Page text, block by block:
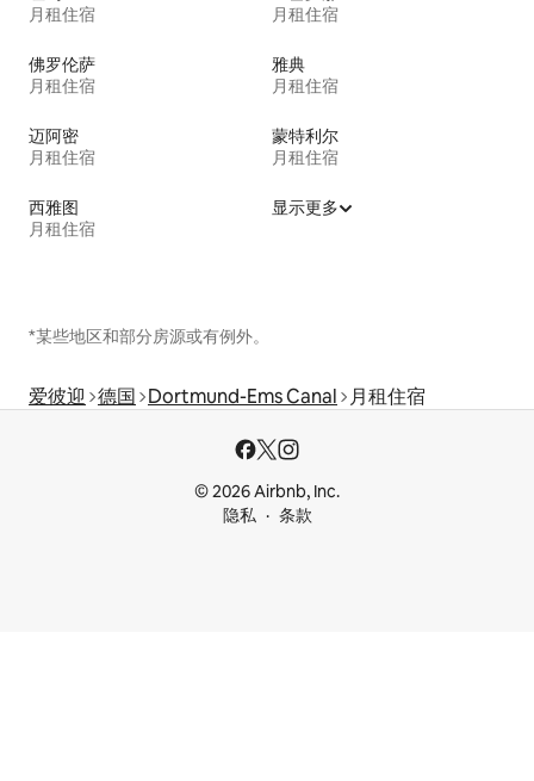
月租住宿
月租住宿
佛罗伦萨
月租住宿
雅典
月租住宿
迈阿密
月租住宿
蒙特利尔
月租住宿
西雅图
月租住宿
显示更多
*某些地区和部分房源或有例外。
爱彼迎 德国 Dortmund-Ems Canal 月租住宿
© 2026 Airbnb, Inc.
隐私
条款